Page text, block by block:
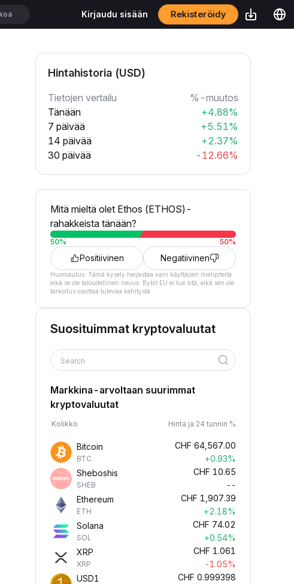
Kirjaudu sisään Rekisteröidy
Hintahistoria (USD)
Tietojen vertailu
%-muutos
Tänään
+4.88%
7 päivää
+5.51%
14 päivää
+2.37%
30 päivää
-12.66%
Mitä mieltä olet Ethos (ETHOS)-
rahakkeista tänään?
50% 50%
Positiivinen Negatiivinen
Huomautus: Tämä kysely heijastaa vain käyttäjien mielipiteitä
eikä se ole taloudellinen neuvo. Bybit EU ei tue sitä, eikä sen ole
tarkoitus osoittaa tulevaa kehitystä.
Suosituimmat kryptovaluutat
Search
Markkina-arvoltaan suurimmat
kryptovaluutat
Kolikko Hinta ja 24 tunnin %
Bitcoin
BTC
CHF 64,567.00
+0.93%
Sheboshis
SHEB
CHF 10.65
--
Ethereum
ETH
CHF 1,907.39
+2.18%
Solana
SOL
CHF 74.02
+0.54%
XRP
XRP
CHF 1.061
-1.05%
USD1
CHF 0.999398